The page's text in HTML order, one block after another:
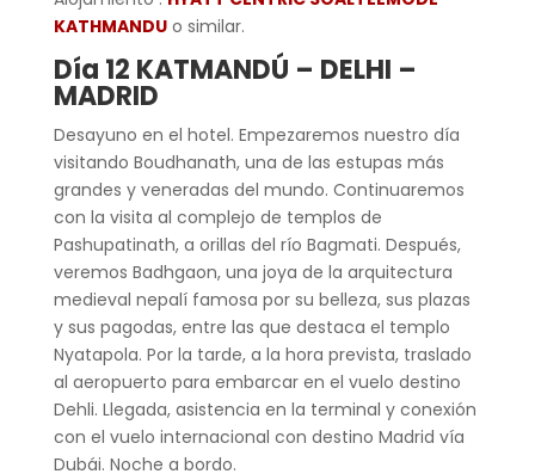
KATHMANDUo similar.
Día 12 KATMANDÚ – DELHI –
MADRID
Desayuno en el hotel. Empezaremos nuestro día
visitando Boudhanath, una de las estupas más
grandes y veneradas del mundo. Continuaremos
con la visita al complejo de templos de
Pashupatinath, a orillas del río Bagmati. Después,
veremos Badhgaon, una joya de la arquitectura
medieval nepalí famosa por su belleza, sus plazas
y sus pagodas, entre las que destaca el templo
Nyatapola. Por la tarde, a la hora prevista, traslado
al aeropuerto para embarcar en el vuelo destino
Dehli. Llegada, asistencia en la terminal y conexión
con el vuelo internacional con destino Madrid vía
Dubái. Noche a bordo.